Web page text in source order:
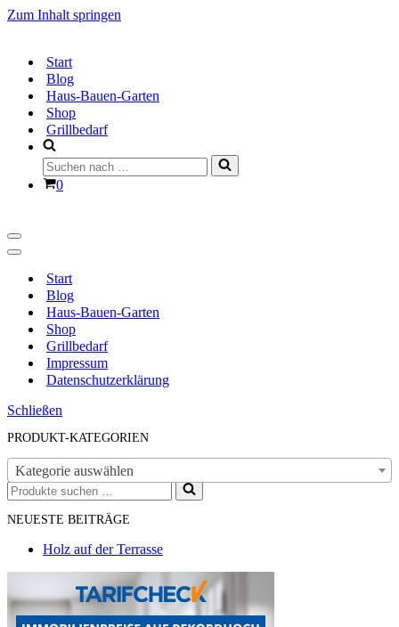
Zum Inhalt springen
Start
Blog
Haus-Bauen-Garten
Shop
Grillbedarf
Suchen
nach …
Warenkorb
0
Navigationsmenü
Navigationsmenü
Start
Blog
Haus-Bauen-Garten
Shop
Grillbedarf
Impressum
Datenschutzerklärung
Schließen
PRODUKT-KATEGORIEN
Kategorie auswählen
Suchen
nach …
NEUESTE BEITRÄGE
Holz auf der Terrasse